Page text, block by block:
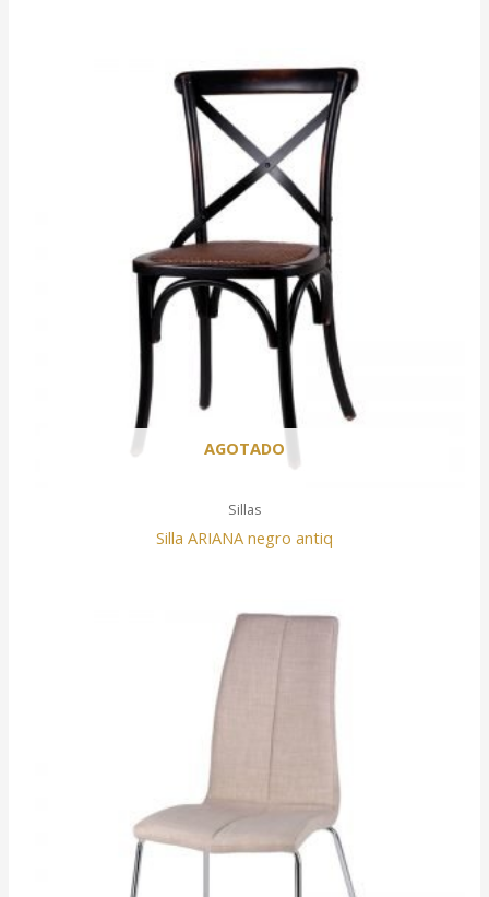
AGOTADO
Sillas
Silla ARIANA negro antiq